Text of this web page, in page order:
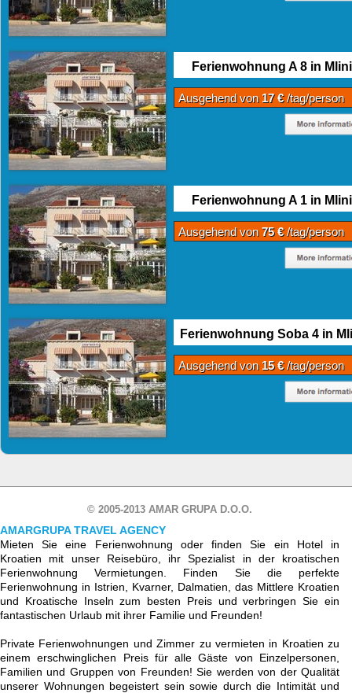
Ferienwohnung A 8 in Mlini
Ausgehend von 17 €/tag/person
Ferienwohnung A 1 in Mlini
Ausgehend von75 €/tag/person
Ferienwohnung Soba 4 in
Ausgehend von 15 €/tag/person
© 2005-2013 AMAR GRUPA D.O.O.
AMARGRUPA TRAVEL AGENCY
Mieten Sie eine Ferienwohnung oder finden Sie ein Hotel in
Kroatien mit unser Reisebüro, ihr Spezialist in der kroatischen
Ferienwohnung Vermietungen. Finden Sie die perfekte
Ferienwohnung in Istrien, Kvarner, Dalmatien, das Mittlere Kroatien
und Kroatische Inseln zum besten Preis und verbringen Sie ein
fantastischen Urlaub mit ihrer Familie und Freunden!
Private Ferienwohnungen und Zimmer zu vermieten in Kroatien zu
einem erschwinglichen Preis für alle Gäste von Einzelpersonen,
Familien und Gruppen von Freunden! Sie werden von der Qualität
unserer Wohnungen begeistert sein sowie durch die Intimität und